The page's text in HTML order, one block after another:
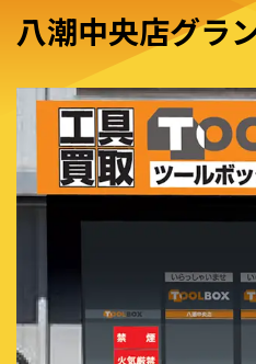
八潮中央店グラ